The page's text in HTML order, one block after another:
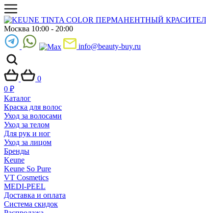
Москва 10:00 - 20:00
info@beauty-buy.ru
0
0 ₽
Каталог
Краска для волос
Уход за волосами
Уход за телом
Для рук и ног
Уход за лицом
Бренды
Keune
Keune So Pure
VT Cosmetics
MEDI-PEEL
Доставка и оплата
Система скидок